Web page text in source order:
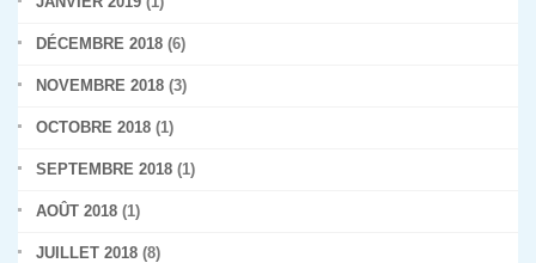
DÉCEMBRE 2018 (6)
NOVEMBRE 2018 (3)
OCTOBRE 2018 (1)
SEPTEMBRE 2018 (1)
AOÛT 2018 (1)
JUILLET 2018 (8)